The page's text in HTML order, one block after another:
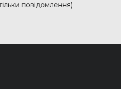
повідомлення)